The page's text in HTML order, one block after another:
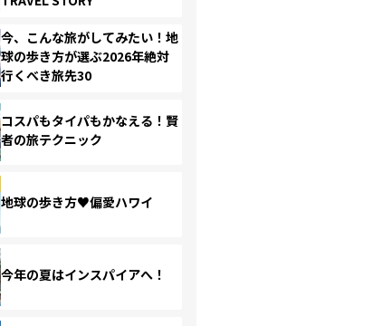
今、こんな旅がしてみたい！地
球の歩き方が選ぶ2026年絶対
行くべき旅先30
コスパもタイパもかなえる！賢
者の旅テクニック
地球の歩き方♥偏愛ハワイ
今年の夏はインスパイアへ！